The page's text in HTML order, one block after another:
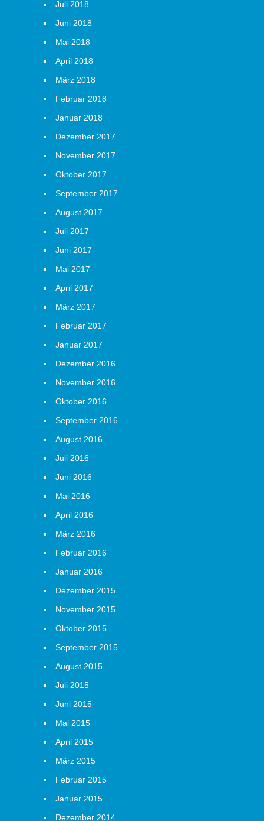
Juli 2018
Juni 2018
Mai 2018
April 2018
März 2018
Februar 2018
Januar 2018
Dezember 2017
November 2017
Oktober 2017
September 2017
August 2017
Juli 2017
Juni 2017
Mai 2017
April 2017
März 2017
Februar 2017
Januar 2017
Dezember 2016
November 2016
Oktober 2016
September 2016
August 2016
Juli 2016
Juni 2016
Mai 2016
April 2016
März 2016
Februar 2016
Januar 2016
Dezember 2015
November 2015
Oktober 2015
September 2015
August 2015
Juli 2015
Juni 2015
Mai 2015
April 2015
März 2015
Februar 2015
Januar 2015
Dezember 2014